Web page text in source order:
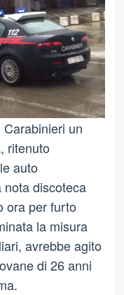
un
ritenuto
auto
nota discoteca
ora per furto
la misura
avrebbe agito
di 26 anni